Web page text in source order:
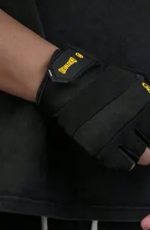
Bienestar Hoy
Salud General
PersonalPlanificación de Bienestar
Bienestar Hoy